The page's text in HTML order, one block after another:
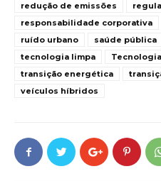
redução de emissões
responsabilidade corporativa
ruído urbano
saúde pública
tecnologia limpa
transição energética
veículos híbridos